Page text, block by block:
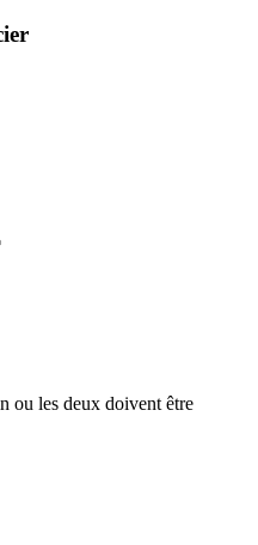
ou les deux doivent être